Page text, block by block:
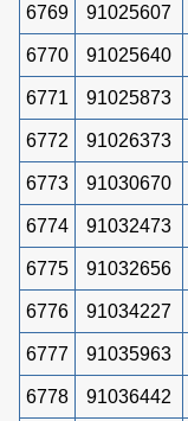
6769 91025607
6770 91025640
6771 91025873
6772 91026373
6773 91030670
6774 91032473
6775 91032656
6776 91034227
6777 91035963
6778 91036442